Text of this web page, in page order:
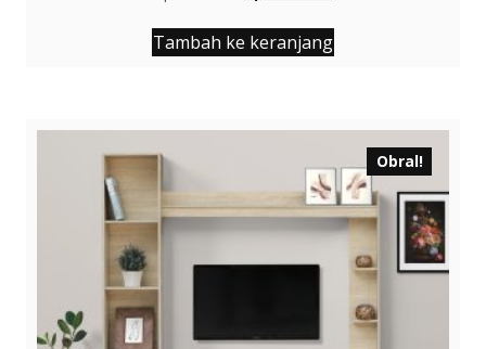
adalah:
Rp2.000.000.
ini
adalah:
Tambah ke keranjang
Obral!